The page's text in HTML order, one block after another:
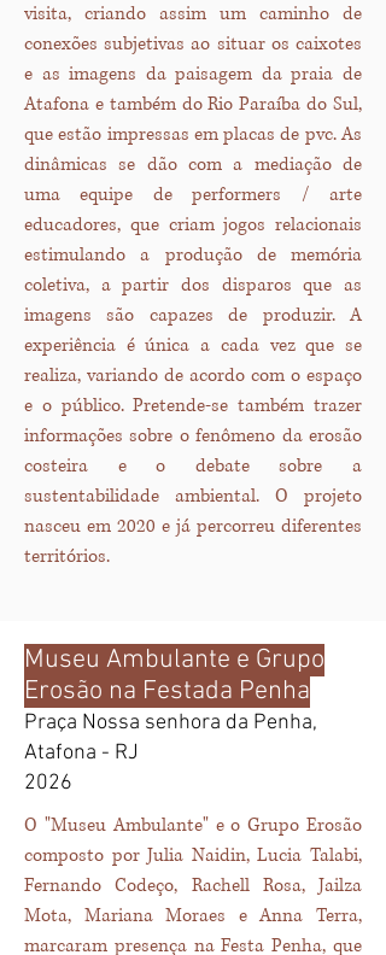
visita, criando assim um caminho de
conexões subjetivas ao situar os caixotes
e as imagens da paisagem da praia de
Atafona e também do Rio Paraíba do Sul,
que estão impressas em placas de pvc. As
dinâmicas se dão com a mediação de
uma equipe de performers / arte
educadores, que criam jogos relacionais
estimulando a produção de memória
coletiva, a partir dos disparos que as
imagens são capazes de produzir. A
experiência é única a cada vez que se
realiza, variando de acordo com o espaço
e o público. Pretende-se também trazer
informações sobre o fenômeno da erosão
costeira e o debate sobre a
sustentabilidade ambiental. O projeto
nasceu em 2020 e já percorreu diferentes
territórios.
Museu Ambulante e Grupo
Erosão na Festada Penha
Praça Nossa senhora da Penha,
Atafona - RJ
2026
O "Museu Ambulante" e o Grupo Erosão
composto por Julia Naidin, Lucia Talabi,
Fernando Codeço, Rachell Rosa, Jailza
Mota, Mariana Moraes e Anna Terra,
marcaram presença na Festa Penha, que